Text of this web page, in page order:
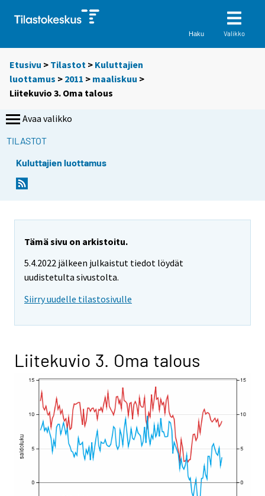
Haku Valikko
Etusivu > Tilastot > Kuluttajien
luottamus > 2011 > maaliskuu >
Liitekuvio 3. Oma talous
Avaa valikko
TILASTOT
Kuluttajien luottamus
Tämä sivu on arkistoitu.
5.4.2022 jälkeen julkaistut tiedot löydät
uudistetulta sivustolta.
Siirry uudelle tilastosivulle
Liitekuvio 3. Oma talous